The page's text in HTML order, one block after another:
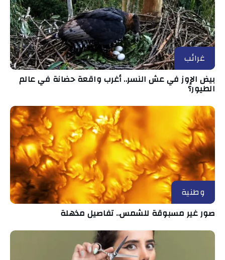
غرائب
بيض الإوز في عش النسر.. أغرب واقعة حضانة في عالم
الطيور؟
وطنية
صور غير مسبوقة للشمس.. تفاصيل مذهلة